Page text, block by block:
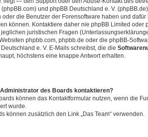
und phpBB Deutschland e. V.
oder die Benutzer der Forensoftware haben und
können. Kontaktiere daher nie phpBB Limited oder
juristischen Fragen
phpbb.com, phpbb.de oder die phpBB-
e. V. E-Mails schreibst, die die
höchstens eine knappe Antwort erhalten.
des Boards kontaktieren?
können das Kontaktformular nutzen, wenn die
wurde.
können zusätzlich den Link „Das Team“ verwenden.